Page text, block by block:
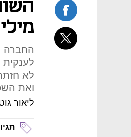
החברה
לא
ואת השפעת
ליאור